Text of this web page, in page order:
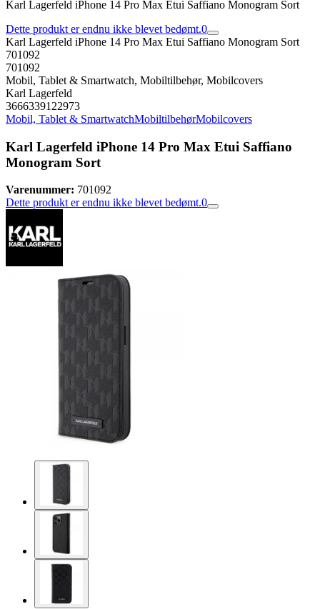
Karl Lagerfeld iPhone 14 Pro Max Etui Saffiano Monogram Sort
Dette produkt er endnu ikke blevet bedømt.0
Karl Lagerfeld iPhone 14 Pro Max Etui Saffiano Monogram Sort
701092
701092
Mobil, Tablet & Smartwatch, Mobiltilbehør, Mobilcovers
Karl Lagerfeld
3666339122973
Mobil, Tablet & SmartwatchMobiltilbehørMobilcovers
Karl Lagerfeld iPhone 14 Pro Max Etui Saffiano
Monogram Sort
Varenummer: 701092
Dette produkt er endnu ikke blevet bedømt.0